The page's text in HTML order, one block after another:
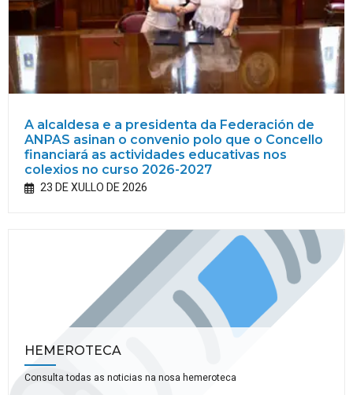
A alcaldesa e a presidenta da Federación de
ANPAS asinan o convenio polo que o Concello
financiará as actividades educativas nos
colexios no curso 2026-2027
23 DE XULLO DE 2026
HEMEROTECA
Consulta todas as noticias na nosa hemeroteca